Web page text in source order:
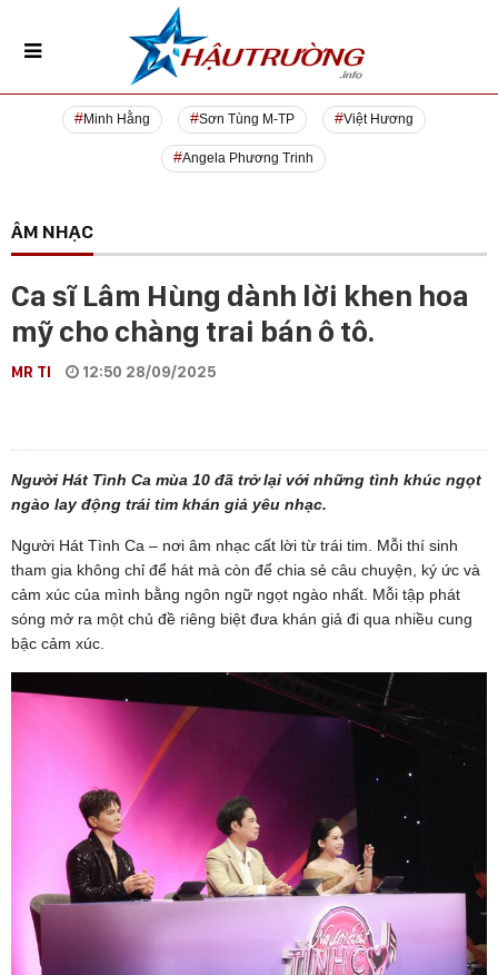
Minh Hằng Sơn Tùng M-TP Việt Hương
Angela Phương Trinh
ÂM NHẠC
Ca sĩ Lâm Hùng dành lời khen hoa
mỹ cho chàng trai bán ô tô.
MR TI 12:50 28/09/2025
Người Hát Tình Ca mùa 10 đã trở lại với những tình khúc ngọt
ngào lay động trái tim khán giả yêu nhạc.
Người Hát Tình Ca – nơi âm nhạc cất lời từ trái tim. Mỗi thí sinh
tham gia không chỉ để hát mà còn để chia sẻ câu chuyện, ký ức và
cảm xúc của mình bằng ngôn ngữ ngọt ngào nhất. Mỗi tập phát
sóng mở ra một chủ đề riêng biệt đưa khán giả đi qua nhiều cung
bậc cảm xúc.